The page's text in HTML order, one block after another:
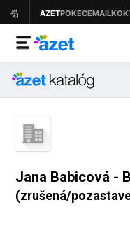
Jana Babicová -
(zrušená/